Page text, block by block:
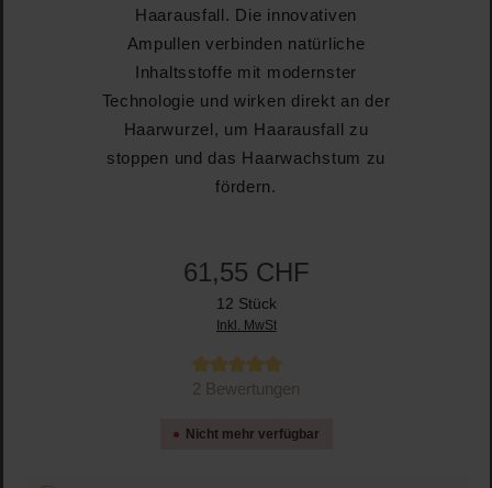
Haarausfall. Die innovativen
Ampullen verbinden natürliche
Inhaltsstoffe mit modernster
Technologie und wirken direkt an der
Haarwurzel, um Haarausfall zu
stoppen und das Haarwachstum zu
fördern.
61,55 CHF
12 Stück
Inkl. MwSt
Durchschnittliche Bewertung von 5 von 5 Sternen
2 Bewertungen
Nicht mehr verfügbar